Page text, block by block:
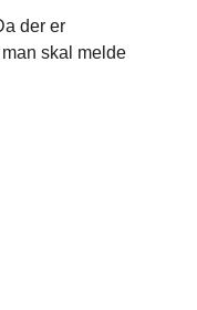
der er
skal melde